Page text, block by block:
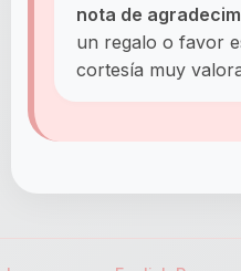
nota de
un regalo o favor
cortesía muy